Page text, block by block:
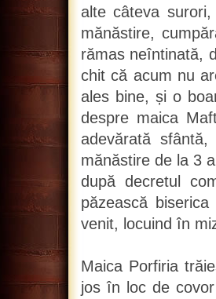
alte câteva
mănăstire,
rămas neîntinată,
chit că acum nu
ales bine, și o
despre maica
adevărată
mănăstire de la 3
după decretul
păzească
venit, locuind în
Maica Porfiria
jos în loc de